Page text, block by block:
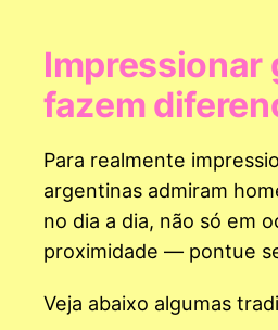
Impressionar
fazem
Para realmente
argentinas admiram
no dia a dia, não só em
proximidade — pontue
Veja abaixo algumas